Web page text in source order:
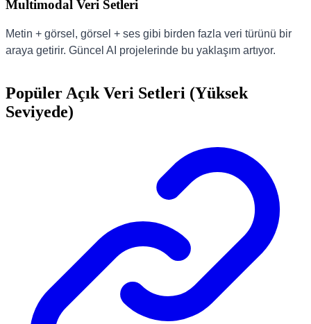
Multimodal Veri Setleri
Metin + görsel, görsel + ses gibi birden fazla veri türünü bir
araya getirir. Güncel AI projelerinde bu yaklaşım artıyor.
Popüler Açık Veri Setleri (Yüksek
Seviyede)